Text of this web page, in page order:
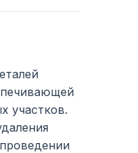
участков.